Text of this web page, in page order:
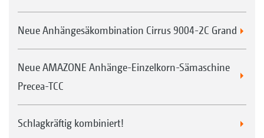
Neue Anhängesäkombination Cirrus 9004-2C Grand
Neue AMAZONE Anhänge-Einzelkorn-Sämaschine
Precea-TCC
Schlagkräftig kombiniert!